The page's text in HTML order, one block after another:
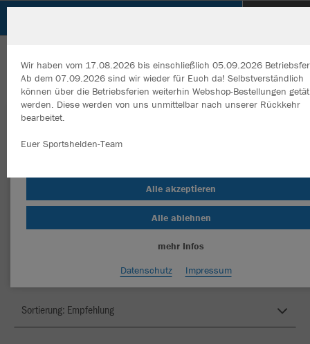
Herzlich Willkommen im Teamshop TSV
Hildrizhausen
Wir haben vom 17.08.2026 bis einschließlich 05.09.2026
Ab dem 07.09.2026 sind wir wieder für Euch da! Selbstverständlich
können über die Betriebsferien weiterhin Webshop-Bestellungen
werden. Diese werden von uns unmittelbar nach unserer Rückkehr
bearbeitet.
Euer Sportshelden-Team
Wir verwenden Cookies
Inhalte anzeigen und unsere Website verbessern. Weitere
Alle akzeptieren
Alle ablehnen
mehr Infos
Datenschutz
Impressum